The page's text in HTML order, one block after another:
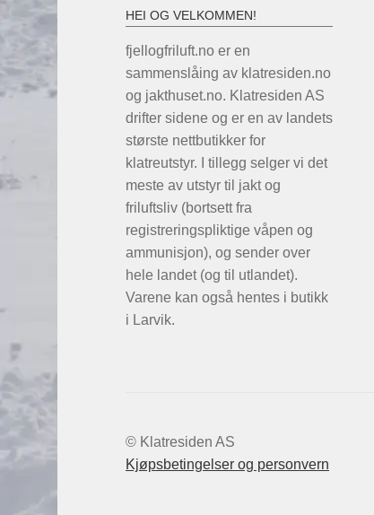
HEI OG VELKOMMEN!
fjellogfriluft.no er en
sammenslåing av klatresiden.no
og jakthuset.no. Klatresiden AS
drifter sidene og er en av landets
største nettbutikker for
klatreutstyr. I tillegg selger vi det
meste av utstyr til jakt og
friluftsliv (bortsett fra
registreringspliktige våpen og
ammunisjon), og sender over
hele landet (og til utlandet).
Varene kan også hentes i butikk
i Larvik.
© Klatresiden AS
Kjøpsbetingelser og personvern